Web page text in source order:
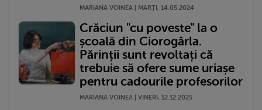
MARIANA VOINEA | MARŢI, 14.05.2024
Crăciun "cu poveste" la o
școală din Ciorogârla.
Părinții sunt revoltați că
trebuie să ofere sume uriașe
pentru cadourile profesorilor
MARIANA VOINEA | VINERI, 12.12.2025